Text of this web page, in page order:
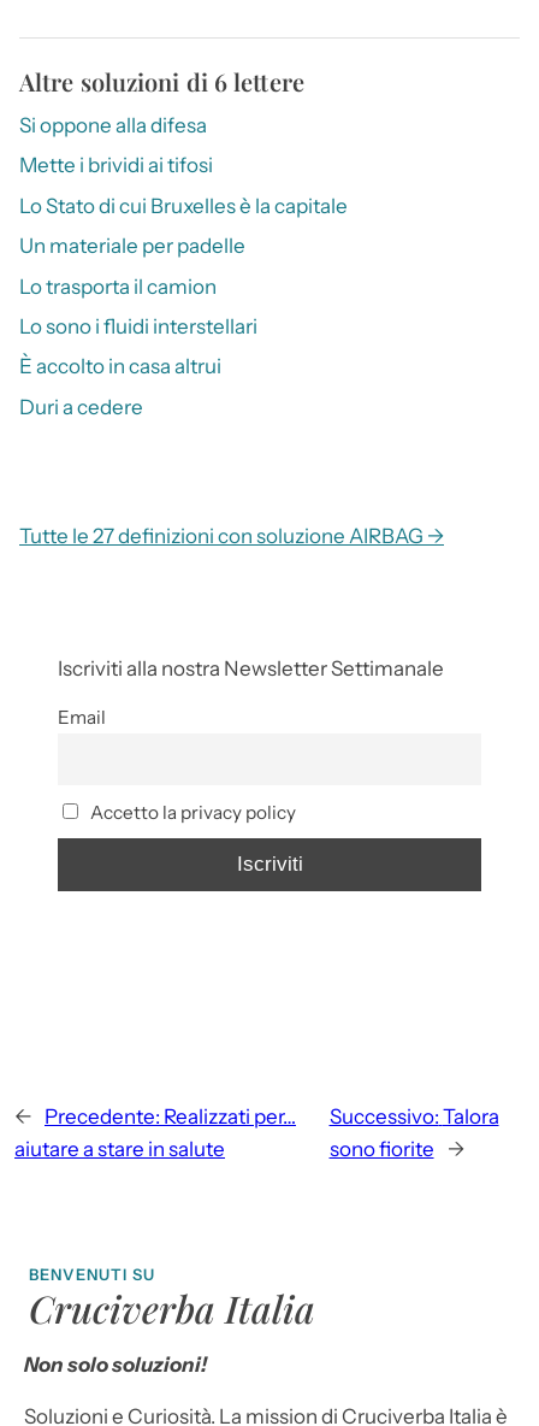
Altre soluzioni di 6 lettere
Si oppone alla difesa
Mette i brividi ai tifosi
Lo Stato di cui Bruxelles è la capitale
Un materiale per padelle
Lo trasporta il camion
Lo sono i fluidi interstellari
È accolto in casa altrui
Duri a cedere
Tutte le 27 definizioni con soluzione AIRBAG →
Iscriviti alla nostra Newsletter Settimanale
Email
Accetto la privacy policy
← Precedente: Realizzati per…
aiutare a stare in salute
Successivo: Talora
sono fiorite
→
BENVENUTI SU
Cruciverba Italia
Non solo soluzioni!
Soluzioni e Curiosità. La mission di Cruciverba Italia è